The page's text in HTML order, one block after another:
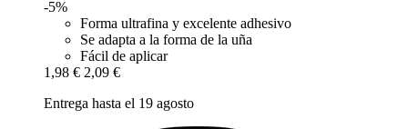
-5%
Forma ultrafina y excelente adhesivo
Se adapta a la forma de la uña
Fácil de aplicar
1,98 € 2,09 €
Entrega hasta el 19 agosto